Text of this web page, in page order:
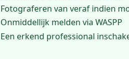
Fotograferen van veraf indien
Onmiddellijk melden via WASPP
Een erkend professional